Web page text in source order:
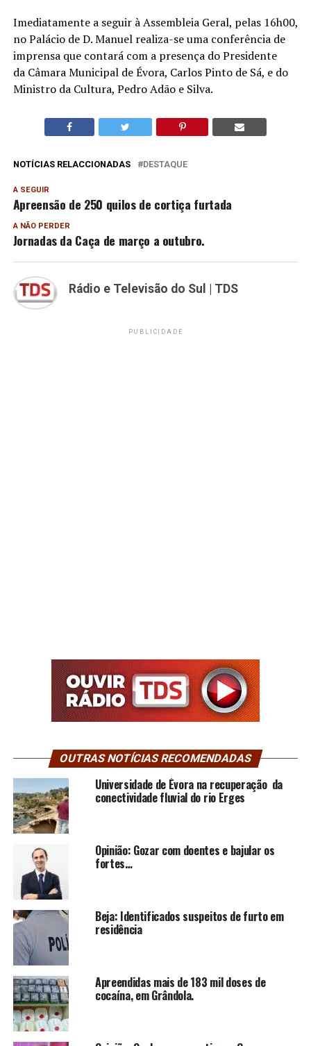
Imediatamente a seguir à Assembleia Geral, pelas 16h00,
no Palácio de D. Manuel realiza-se uma conferência de
imprensa que contará com a presença do Presidente
da Câmara Municipal de Évora, Carlos Pinto de Sá, e do
Ministro da Cultura, Pedro Adão e Silva.
NOTÍCIAS RELACCIONADAS DESTAQUE
A SEGUIR
Apreensão de 250 quilos de cortiça furtada
A NÃO PERDER
Jornadas da Caça de março a outubro.
Rádio e Televisão do Sul | TDS
PUBLICIDADE
OUTRAS NOTÍCIAS RECOMENDADAS
Universidade de Évora na recuperação da
conectividade fluvial do rio Erges
Opinião: Gozar com doentes e bajular os
fortes…
Beja: Identificados suspeitos de furto em
residência
Apreendidas mais de 183 mil doses de
cocaína, em Grândola.